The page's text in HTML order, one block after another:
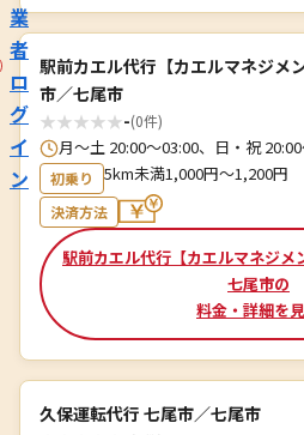
業
者
ロ
グ
イ
ン
駅前カエル代行【カエルマネジメ
市／七尾市
★★★★★-(0件)
月～土 20:00～03:00、日・祝
初乗り 5km未満1,000円～1,200円
決済方法
駅前カエル代行【カエルマネジメ
七尾市の
料金・詳細を
久保運転代行 七尾市／七尾市